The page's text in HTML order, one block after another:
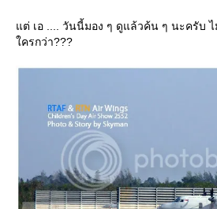
ต่ เอ .... วันนี้มอง ๆ ดูแล้วค้น ๆ นะครับ ไ
ครกว่า???